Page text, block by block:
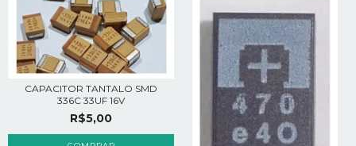
CAPACITOR TANTALO SMD
336C 33UF 16V
R$5,00